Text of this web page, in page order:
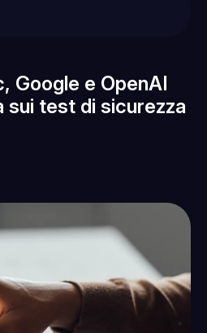
Google e OpenAI
sui test di sicurezza